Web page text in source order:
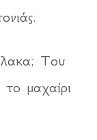
Του
μαχαίρι